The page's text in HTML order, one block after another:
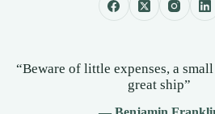
“Beware of little expenses, a
great ship”